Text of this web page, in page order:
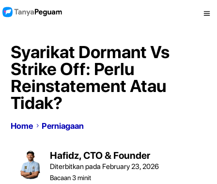
Syarikat Dormant Vs
Strike Off: Perlu
Reinstatement Atau
Tidak?
Home Perniagaan
Hafidz, CTO & Founder
Diterbitkan pada February 23, 2026
Bacaan3minit